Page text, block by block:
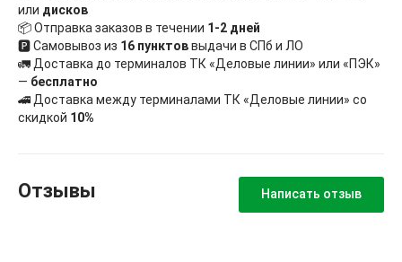
или дисков
📦 Отправка заказов в течении 1-2 дней
🅿 Самовывоз из 16 пунктоввыдачи в СПб и ЛО
🚛 Доставка до терминалов ТК «Деловые линии» или «ПЭК»
— бесплатно
🚄 Доставка между терминалами ТК «Деловые линии» со
скидкой 10%
Отзывы Написать отзыв